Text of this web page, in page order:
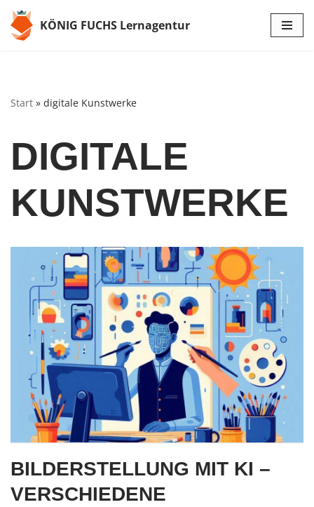
Zum
KÖNIG FUCHS Lernagentur
Start » digitale Kunstwerke
DIGITALE
KUNSTWERKE
BILDERSTELLUNG MIT KI –
VERSCHIEDENE